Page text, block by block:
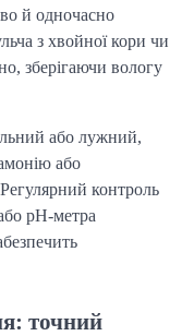
й одночасно
з хвойної кори чи
зберігаючи вологу
або лужний,
або
контроль
pH-метра
точний